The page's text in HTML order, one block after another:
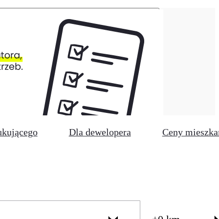
Dla dewelopera Ceny